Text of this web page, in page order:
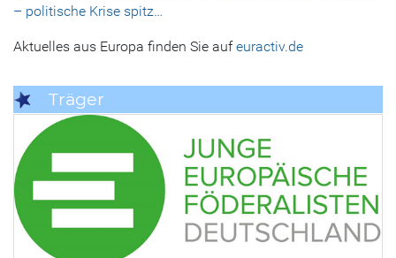
– politische Krise spitz…
Aktuelles aus Europa finden Sie aufeuractiv.de
Träger